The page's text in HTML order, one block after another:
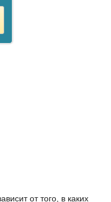
от того, в каких